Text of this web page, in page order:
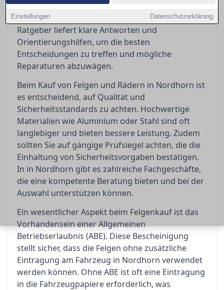
Einstellungen Datenschutzerklärung
rechtlichen Anforderungen wie ABE und
Eintragungspflicht ist unerlässlich. Dieser
Ratgeber liefert klare Antworten und
Orientierungshilfen, um die besten
Entscheidungen zu treffen und mögliche
Reparaturen abzuwägen.
Beim Kauf von Felgen und Rädern in Nordhorn ist
es entscheidend, auf Qualität und
Sicherheitsstandards zu achten. Hochwertige
Materialien wie Aluminium oder Stahl sind oft
langlebiger und bieten bessere Leistung. Zudem
sollten Sie auf gängige Prüfsiegel achten, die die
Einhaltung von Sicherheitsvorgaben bestätigen.
In in Nordhorn gibt es zahlreiche Fachgeschäfte,
die eine kompetente Beratung bieten und bei der
Auswahl unterstützen können.
Ein wesentlicher Aspekt beim Felgenkauf ist das
Vorhandensein einer Allgemeinen
Betriebserlaubnis (ABE). Diese Bescheinigung
stellt sicher, dass die Felgen ohne zusätzliche
Eintragung am Fahrzeug in Nordhorn verwendet
werden können. Ohne ABE ist oft eine Eintragung
in die Fahrzeugpapiere erforderlich, was